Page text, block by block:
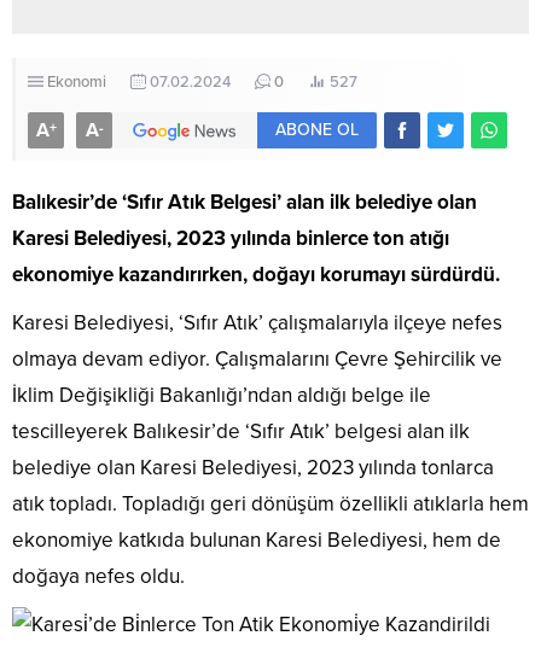
Ekonomi 07.02.2024 0 527
A+ A- ABONE OL
Balıkesir’de ‘Sıfır Atık Belgesi’ alan ilk belediye olan
Karesi Belediyesi, 2023 yılında binlerce ton atığı
ekonomiye kazandırırken, doğayı korumayı sürdürdü.
Karesi Belediyesi, ‘Sıfır Atık’ çalışmalarıyla ilçeye nefes
olmaya devam ediyor. Çalışmalarını Çevre Şehircilik ve
İklim Değişikliği Bakanlığı’ndan aldığı belge ile
tescilleyerek Balıkesir’de ‘Sıfır Atık’ belgesi alan ilk
belediye olan Karesi Belediyesi, 2023 yılında tonlarca
atık topladı. Topladığı geri dönüşüm özellikli atıklarla hem
ekonomiye katkıda bulunan Karesi Belediyesi, hem de
doğaya nefes oldu.